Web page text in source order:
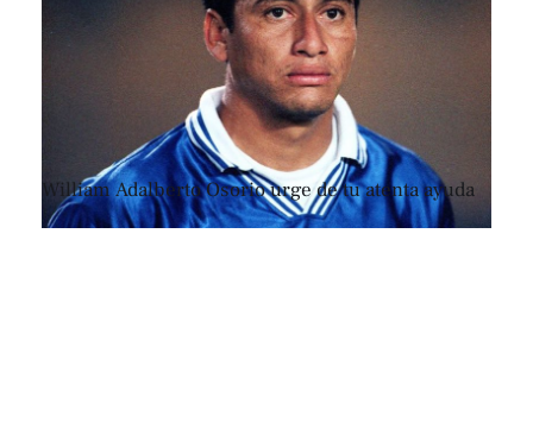
William Adalberto Osorio urge de tu atenta ayuda